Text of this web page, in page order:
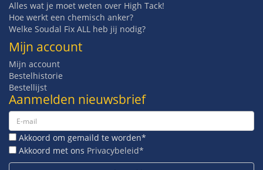
Alles wat je moet weten over High Tack!
Hoe werkt een chemisch anker?
Welke Soudal Fix ALL heb jij nodig?
Mijn account
Mijn account
Bestelhistorie
Bestellijst
Aanmelden nieuwsbrief
Akkoord om gemaild te worden*
Akkoord met ons Privacybeleid*